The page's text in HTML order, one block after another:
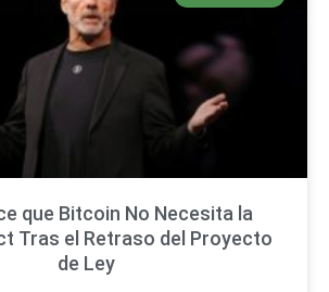
que Bitcoin No Necesita la
Tras el Retraso del Proyecto
de Ley